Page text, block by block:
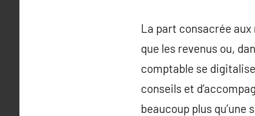
La part consacrée
que les revenus ou,
comptable se
conseils et
beaucoup plus